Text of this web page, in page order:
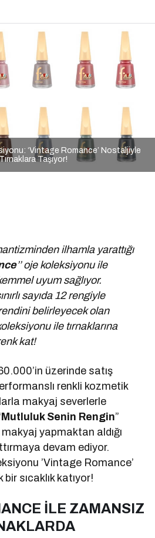
‘Vintage Romance’ Nostaljiyle
Taşıyor!
ilhamla yarattığı
’’ oje koleksiyonu ile
uyum sağlıyor.
sayıda 12 rengiyle
belirleyecek olan
ile tırnaklarına
kat!
üzerinde satış
renkli kozmetik
makyaj severlerle
Mutluluk Senin Rengin”
makyaj yapmaktan aldığı
devam ediyor.
’Vintage Romance’
sıcaklık katıyor!
İLE ZAMANSIZ